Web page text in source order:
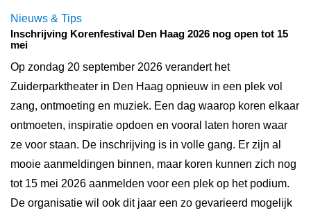
Nieuws & Tips
Inschrijving Korenfestival Den Haag 2026 nog open tot 15
mei
Op zondag 20 september 2026 verandert het
Zuiderparktheater in Den Haag opnieuw in een plek vol
zang, ontmoeting en muziek. Een dag waarop koren elkaar
ontmoeten, inspiratie opdoen en vooral laten horen waar
ze voor staan. De inschrijving is in volle gang. Er zijn al
mooie aanmeldingen binnen, maar koren kunnen zich nog
tot 15 mei 2026 aanmelden voor een plek op het podium.
De organisatie wil ook dit jaar een zo gevarieerd mogelijk